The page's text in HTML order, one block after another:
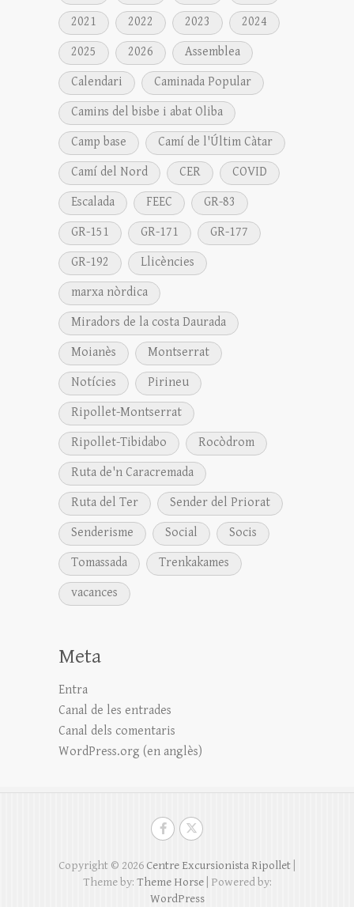
2021
2022 2023
2024
2025
2026
Assemblea
Calendari
Caminada Popular
Camins del bisbe i abat Oliba
Camp base
Camí de l'Últim Càtar
Camí del Nord
CER
COVID
Escalada
FEEC
GR-83
GR-151
GR-171
GR-177
GR-192
Llicències
marxa nòrdica
Miradors de la costa Daurada
Moianès
Montserrat
Notícies
Pirineu
Ripollet-Montserrat
Ripollet-Tibidabo
Rocòdrom
Ruta de'n Caracremada
Ruta del Ter
Sender del Priorat
Senderisme
Social
Socis
Tomassada
Trenkakames
vacances
Meta
Entra
Canal de les entrades
Canal dels comentaris
WordPress.org (en anglès)
Copyright © 2026 Centre Excursionista Ripollet
Theme by: Theme Horse| Powered by:
WordPress